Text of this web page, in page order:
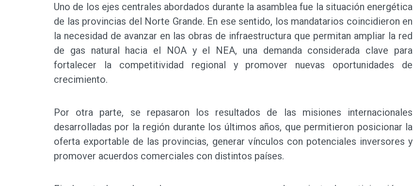
Uno de los ejes centrales abordados durante la asamblea fue la situación energética
de las provincias del Norte Grande. En ese sentido, los mandatarios coincidieron en
la necesidad de avanzar en las obras de infraestructura que permitan ampliar la red
de gas natural hacia el NOA y el NEA, una demanda considerada clave para
fortalecer la competitividad regional y promover nuevas oportunidades de
crecimiento.
Por otra parte, se repasaron los resultados de las misiones internacionales
desarrolladas por la región durante los últimos años, que permitieron posicionar la
oferta exportable de las provincias, generar vínculos con potenciales inversores y
promover acuerdos comerciales con distintos países.